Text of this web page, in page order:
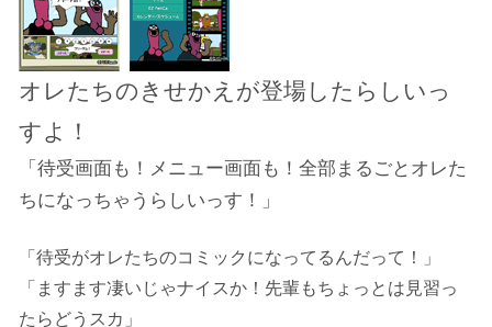
オレたちのきせかえが登場したらしいっ
すよ！
「待受画面も！メニュー画面も！全部まるごとオレた
ちになっちゃうらしいっす！」
「待受がオレたちのコミックになってるんだって！」
「ますます凄いじゃナイスか！先輩もちょっとは見習っ
たらどうスカ」